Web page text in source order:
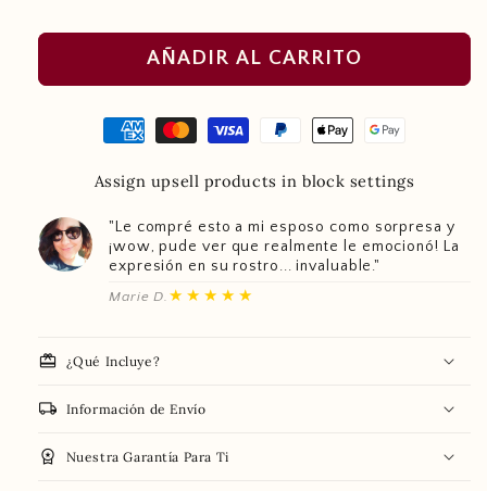
AÑADIR AL CARRITO
Assign upsell products in block settings
"Le compré esto a mi esposo como sorpresa y
¡wow, pude ver que realmente le emocionó! La
expresión en su rostro... invaluable."
Marie D. ★★★★★
redeem ¿Qué Incluye?
local_shipping Información de Envío
workspace_premium Nuestra Garantía Para Ti